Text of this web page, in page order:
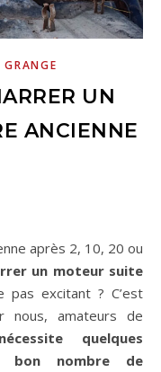
UN
ANCIENNE
un moteur suite
pas excitant ? C’est
nous, amateurs de
nécessite quelques
bon nombre de